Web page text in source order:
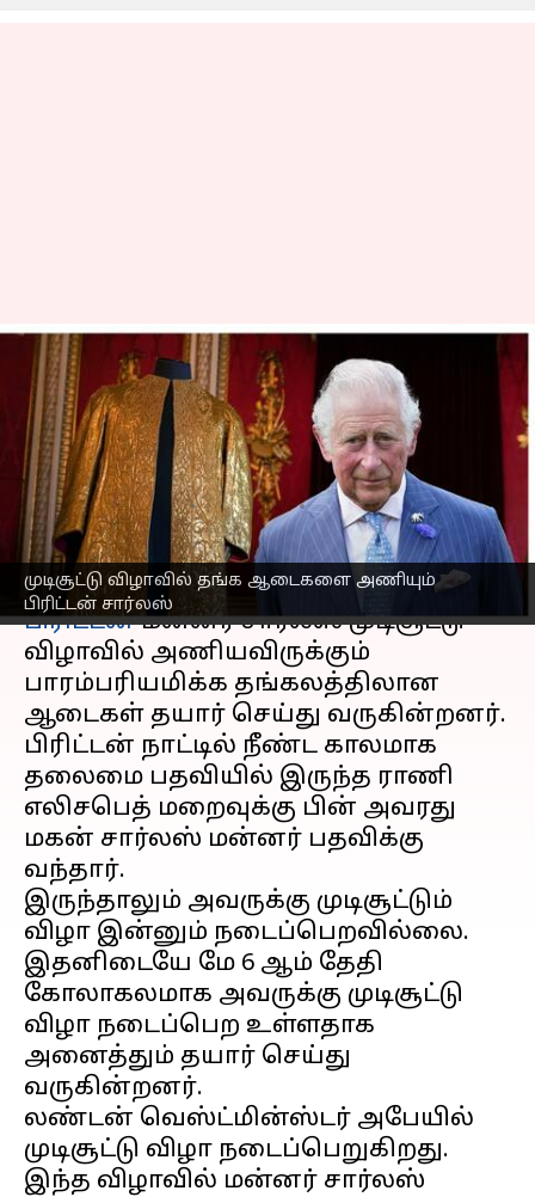
முடிசூட்டு விழாவில் தங்க ஆடைகளை அணியும்
பிரிட்டன் சார்லஸ்
முடிசூட்டு விழாவில்
பிரிட்டன் சார்லஸ்
அணியும் விலையுர்ந்த
தங்க ஆடைகள்!
எழுதியவர் Siranjeevi May 02, 2023 02:35 pm
செய்தி முன்னோட்டம்
பிரிட்டன்மன்னர் சார்லஸ் முடிசூட்டு
விழாவில் அணியவிருக்கும்
பாரம்பரியமிக்க தங்கலத்திலான
ஆடைகள் தயார் செய்து வருகின்றனர்.
பிரிட்டன் நாட்டில் நீண்ட காலமாக
தலைமை பதவியில் இருந்த ராணி
எலிசபெத் மறைவுக்கு பின் அவரது
மகன் சார்லஸ் மன்னர் பதவிக்கு
வந்தார்.
இருந்தாலும் அவருக்கு முடிசூட்டும்
விழா இன்னும் நடைப்பெறவில்லை.
இதனிடையே மே 6 ஆம் தேதி
கோலாகலமாக அவருக்கு முடிசூட்டு
விழா நடைப்பெற உள்ளதாக
அனைத்தும் தயார் செய்து
வருகின்றனர்.
லண்டன் வெஸ்ட்மின்ஸ்டர் அபேயில்
முடிசூட்டு விழா நடைப்பெறுகிறது.
இந்த விழாவில் மன்னர் சார்லஸ்